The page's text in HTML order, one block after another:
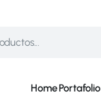
Home Portafolio